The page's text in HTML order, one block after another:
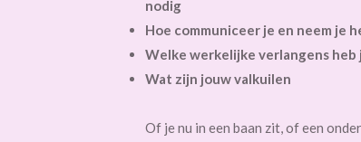
nodig
Hoe communiceer je en neem je
Welke werkelijke verlangens heb
Wat zijn jouw valkuilen
Of je nu in een baan zit, of een